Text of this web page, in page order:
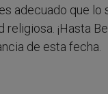
adecuado que
¡Hasta
de esta fecha.